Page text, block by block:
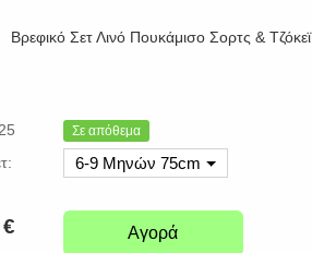
Βρεφικό Σετ Λινό Πουκάμισο Σορτς & Τζόκεϊ
Σε απόθεμα
6-9 Μηνών 75cm
€ Αγορά